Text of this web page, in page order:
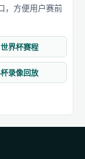
，方便用户赛前
界杯赛程
录像回放